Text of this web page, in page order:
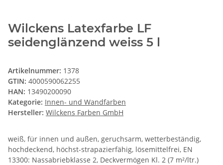
Wilckens Latexfarbe LF
seidenglänzend weiss 5 l
Artikelnummer: 1378
GTIN: 4000590062255
HAN: 13490200090
Kategorie: Innen- und Wandfarben
Hersteller: Wilckens Farben GmbH
weiß, für innen und außen, geruchsarm, wetterbeständig,
hochdeckend, höchst-strapazierfähig, lösemittelfrei, EN
13300: Nassabriebklasse 2, Deckvermögen Kl. 2 (7 m²/ltr.)